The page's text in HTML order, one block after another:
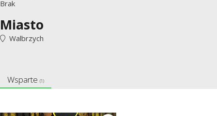
Brak
Miasto
Walbrzych
Wsparte (1)